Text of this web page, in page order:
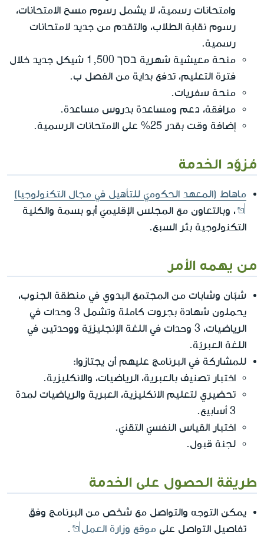
وامتحانات رسمية، لا يشمل رسوم مسح الامتحانات،
رسوم نقابة الطلاب، والتقدم من جديد لامتحانات
رسمية.
منحة معيشية شهرية בסך 1,500 شيكل جديد خلال
فترة التعليم، تدفع بداية من الفصل ب.
منحة سفريات.
مرافقة، دعم ومساعدة بدروس مساعدة.
إضافة وقت بقدر 25% على الامتحانات الرسمية.
مُزوّد الخدمة
ماهاط (المعهد الحكوميّ للتأهيل في مجال التكنولوجيا)
، وبالتعاون مع المجلس الإقليميّ أبو بسمة والكلية
التكنولوجية بئر السبع.
من يهمه الأمر
شبّان وشابات من المجتمع البدوي في منطقة الجنوب،
يحملون شهادة بجروت كاملة وتشمل 3 وحدات في
الرياضيات، 3 وحدات في اللغة الإنجليزيّة ووحدتين في
اللغة العبريّة.
للمشاركة في البرنامج عليهم أن يجتازوا:
اختبار تصنيف بالعبرية، الرياضيات، والانكليزية.
تحضيري لتعليم الانكليزية، العبرية والرياضيات لمدة
3 أسابيع.
اختبار القياس النفسيّ التقنيّ.
لجنة قبول.
طريقة الحصول على الخدمة
يمكن التوجه والتواصل مع شخص من البرنامج وفق
تفاصيل التواصل على موقع وزارة العمل .